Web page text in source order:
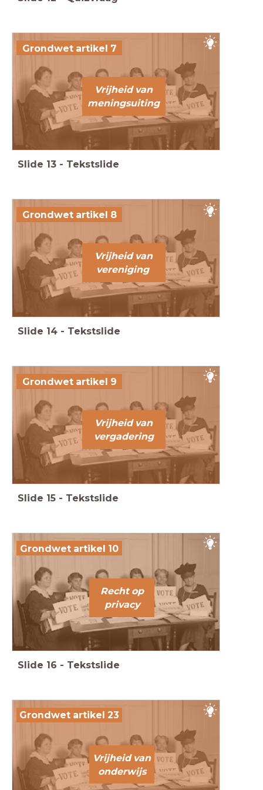
Grondwet artikel 7
Vrijheid van
meningsuiting
Slide 13 - Tekstslide
Grondwet artikel 8
Vrijheid van
vereniging
Slide 14 - Tekstslide
Grondwet artikel 9
Vrijheid van
vergadering
Slide 15 - Tekstslide
Grondwet artikel 10
Recht op
privacy
Slide 16 - Tekstslide
Grondwet artikel 23
Vrijheid van
onderwijs